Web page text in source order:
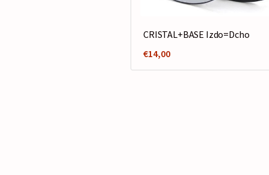
CRISTAL+BASE Izdo=Dcho
€14,00